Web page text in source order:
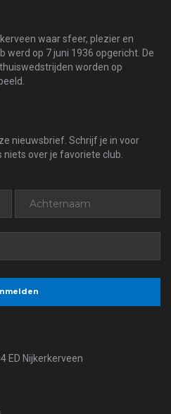
waar sfeer, plezier en
werd op 7 juni 1936 opgericht. De
worden op
nieuwsbrief. Schrijf je in voor
over je favoriete club.
ED Nijkerkerveen